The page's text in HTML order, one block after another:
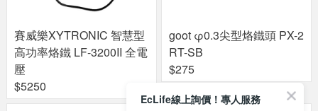
賽威樂XYTRONIC 智慧型
高功率烙鐵 LF-3200II 全電
壓
$5250
goot φ0.3尖型烙鐵頭 PX-2
RT-SB
$275
EcLife線上詢價！專人服務